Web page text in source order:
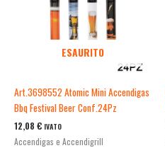
ESAURITO
Art.3698552 Atomic Mini Accendigas
Bbq Festival Beer Conf.24Pz
12,08 € IVATO
Accendigas e Accendigrill